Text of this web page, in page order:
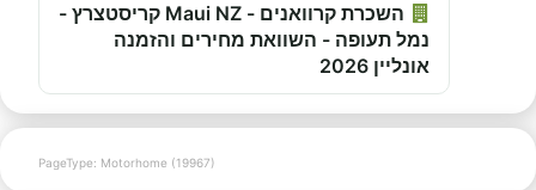
השכרת קרוואנים - Maui NZ קריסטצרץ -
נמל תעופה - השוואת מחירים והזמנה
אונליין 2026
PageType: Motorhome (19967)